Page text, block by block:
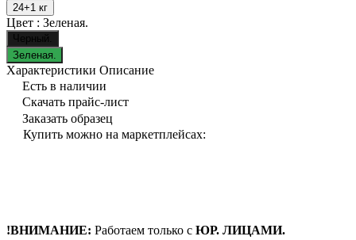
24+1 кг
Цвет : Зеленая.
Черный.
Зеленая.
Характеристики Описание
Есть в наличии
Скачать прайс-лист
Заказать образец
Купить можно на маркетплейсах:
!ВНИМАНИЕ: Работаем только с ЮР. ЛИЦАМИ.